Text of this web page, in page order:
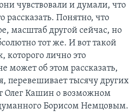
чувствовали и думали, что
рассказать. Понятно, что
масштаб другой сейчас, но
тот же. И вот такой
которого лично это
может об этом рассказать,
перевешивает тысячу других
Олег Кашин о возможном
Борисом Немцовым.